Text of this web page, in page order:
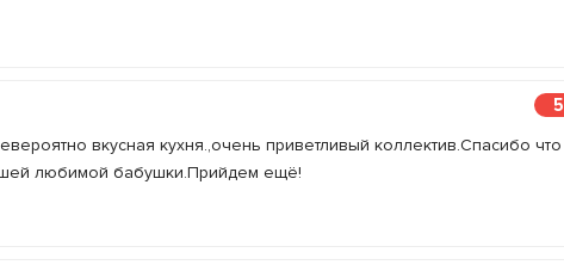
5
вкусная кухня.,очень приветливый коллектив.Спасибо что
любимой бабушки.Прийдем ещё!